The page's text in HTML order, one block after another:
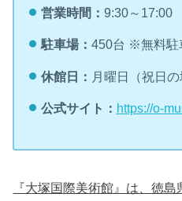
営業時間： 9:30～17:00
駐車場： 450台 ※無料駐
休館日： 月曜日（祝日の
公式サイト： https://o-
『大塚国際美術館』は、徳